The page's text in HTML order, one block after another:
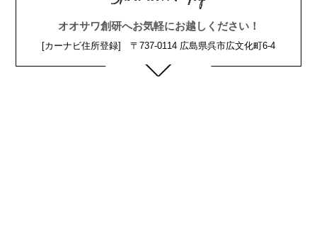
オオサワ創研へお気軽にお越しください！
[カーナビ住所登録] 〒737-0114 広島県呉市広文化町6-4